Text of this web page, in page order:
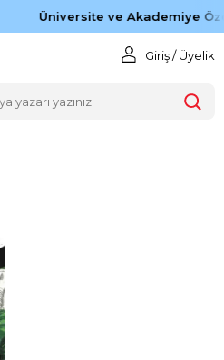
Üniversite ve Akademiye
Giriş / Üyelik